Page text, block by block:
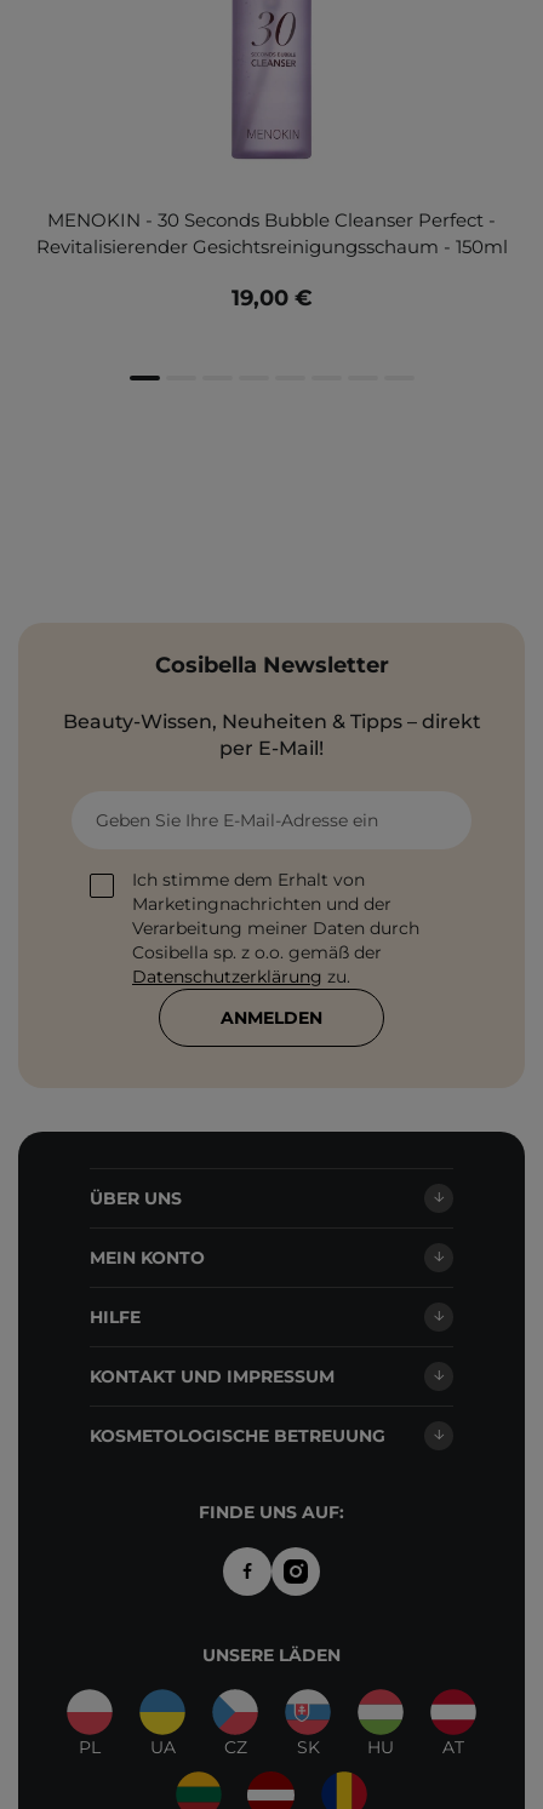
MENOKIN - 30 Seconds Bubble Cleanser Perfect -
Revitalisierender Gesichtsreinigungsschaum - 150ml
19,00 €
Cosibella Newsletter
Beauty-Wissen, Neuheiten & Tipps – direkt
per E-Mail!
Geben Sie Ihre E-Mail-Adresse ein
Ich stimme dem Erhalt von
Marketingnachrichten und der
Verarbeitung meiner Daten durch
Cosibella sp. z o.o. gemäß der
Datenschutzerklärung zu.
ANMELDEN
ÜBER UNS
MEIN KONTO
HILFE
KONTAKT UND IMPRESSUM
KOSMETOLOGISCHE BETREUUNG
FINDE UNS AUF:
UNSERE LÄDEN
PL UA CZ SK HU AT